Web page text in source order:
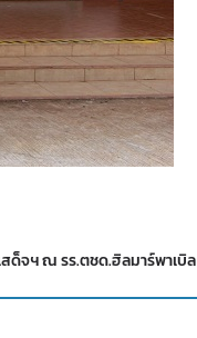
ด็จฯ ณ รร.ตชด.ฮิลมาร์พาเบิล